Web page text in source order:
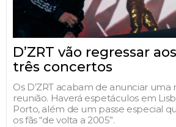
D’ZRT vão regressar
três concertos
Os D’ZRT acabam de anunciar uma
reunião. Haverá espetáculos em
Porto, além de um passe especial
os fãs “de volta a 2005”.